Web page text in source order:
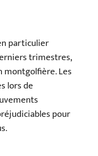
particulier
trimestres,
Les
lors de
pour